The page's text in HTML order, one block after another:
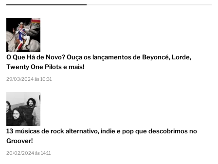
O Que Há de Novo? Ouça os lançamentos de Beyoncé, Lorde,
Twenty One Pilots e mais!
29/03/2024 às 10:31
13 músicas de rock alternativo, indie e pop que descobrimos no
Groover!
20/02/2024 às 14:11